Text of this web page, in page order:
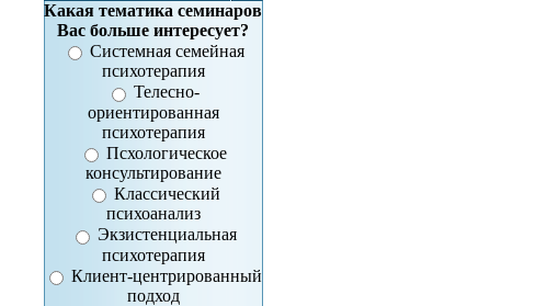
Какая тематика семинаров
Вас больше интересует?
Системная семейная
психотерапия
Телесно-
ориентированная
психотерапия
Псхологическое
консультирование
Классический
психоанализ
Экзистенциальная
психотерапия
Клиент-центрированный
подход